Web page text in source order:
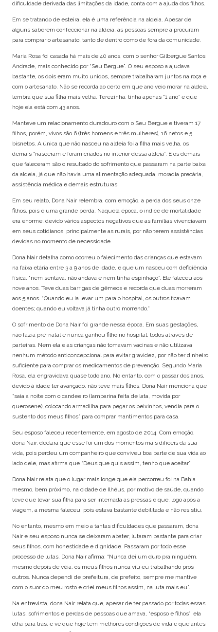
dificuldade derivada das limitações da idade, conta com a ajuda dos filhos.
Em se tratando de esteira, ela é uma referência na aldeia. Apesar de
alguns saberem confeccionar na aldeia, as pessoas sempre a procuram
para comprar o artesanato, tanto de dentro como de fora da comunidade.
Maria Rosa foi casada há mais de 40 anos, com o senhor Gilbergue Santos
Andrade, mais conhecido por “Seu Bergue”. O seu esposo a ajudava
bastante, os dois eram muito unidos, sempre trabalharam juntos na roça e
com o artesanato. Não se recorda ao certo em que ano veio morar na aldeia,
lembra que sua filha mais velha, Terezinha, tinha apenas “1 ano” e que
hoje ela está com 43 anos.
Manteve um relacionamento duradouro com o Seu Bergue e tiveram 17
filhos, porém, vivos são 6 (três homens e três mulheres), 16 netos e 5
bisnetos. A única que não nasceu na aldeia foi a filha mais velha, os
demais “nasceram e foram criados no interior dessa aldeia”. E os demais
que faleceram são o resultado do sofrimento que passaram na parte baixa
da aldeia, já que não havia uma alimentação adequada, moradia precária,
assistência médica e demais estruturas.
Em seu relato, Dona Nair relembra, com emoção, a perda dos seus onze
filhos, pois é uma grande perda. Naquela época, o índice de mortalidade
era enorme, devido vários aspectos negativos que as famílias vivenciavam
em seus cotidianos, principalmente as rurais, por não terem assistências
devidas no momento de necessidade.
Dona Nair detalha como ocorreu o falecimento das crianças que estavam
na faixa etária entre 3 a 9 anos de idade, e que um nasceu com deficiência
física, “nem sentava, não andava e nem tinha espinhaço”. Ele faleceu aos
nove anos. Teve duas barrigas de gêmeos e recorda que duas morreram
aos 5 anos. “Quando eu ia levar um para o hospital, os outros ficavam
doentes; quando eu voltava já tinha outro morrendo.”
O sofrimento de Dona Nair foi grande nessa época. Em suas gestações,
não fazia pré-natal e nunca ganhou filho no hospital, todos através de
parteiras. Nem ela e as crianças não tomavam vacinas e não utilizava
nenhum método anticoncepcional para evitar gravidez, por não ter dinheiro
suficiente para comprar os medicamentos de prevenção. Segundo Maria
Rosa, ela engravidava quase todo ano. No entanto, com o passar dos anos,
devido à idade ter avançado, não teve mais filhos. Dona Nair menciona que
“saia a noite com o candeeiro (lamparina feita de lata, movida por
querosene), colocando armadilha para pegar os peixinhos, vendia para o
sustento dos meus filhos” para comprar mantimentos para casa.
Seu esposo faleceu recentemente, em agosto de 2014. Com emoção,
dona Nair, declara que esse foi um dos momentos mais difíceis da sua
vida, pois perdeu um companheiro que conviveu boa parte de sua vida ao
lado dele, mas afirma que “Deus que quis assim, tenho que aceitar”.
Dona Nair relata que o lugar mais longe que ela percorreu foi na Bahia
mesmo, bem próximo, na cidade de Ilhéus, por motivo de saúde, quando
teve que levar sua filha para ser internada as pressas e que, logo após a
viagem, a mesma faleceu, pois estava bastante debilitada e não resistiu.
No entanto, mesmo em meio a tantas dificuldades que passaram, dona
Nair e seu esposo nunca se deixaram abater, lutaram bastante para criar
seus filhos, com honestidade e dignidade. Passaram por todo esse
processo de lutas. Dona Nair afirma: “Nunca dei um duro pra ninguém,
mesmo depois de véia, os meus filhos nunca viu eu trabalhando pros
outros. Nunca dependi de prefeitura, de prefeito, sempre me mantive
com o suor do meu rosto e criei meus filhos assim, na luta mais eu”.
Na entrevista, dona Nair relata que, apesar de ter passado por todas essas
lutas, sofrimentos e perdas de pessoas que amava, “esposo e filhos”, ela
olha para trás, e vê que hoje tem melhores condições de vida e que antes